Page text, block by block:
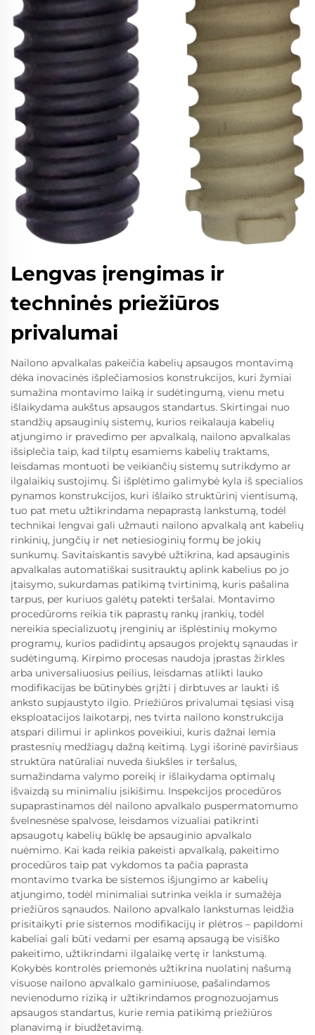
Lengvas įrengimas ir
techninės priežiūros
privalumai
Nailono apvalkalas pakeičia kabelių apsaugos montavimą
dėka inovacinės išplečiamosios konstrukcijos, kuri žymiai
sumažina montavimo laiką ir sudėtingumą, vienu metu
išlaikydama aukštus apsaugos standartus. Skirtingai nuo
standžių apsauginių sistemų, kurios reikalauja kabelių
atjungimo ir pravedimo per apvalkalą, nailono apvalkalas
išsiplečia taip, kad tilptų esamiems kabelių traktams,
leisdamas montuoti be veikiančių sistemų sutrikdymo ar
ilgalaikių sustojimų. Ši išplėtimo galimybė kyla iš specialios
pynamos konstrukcijos, kuri išlaiko struktūrinį vientisumą,
tuo pat metu užtikrindama nepaprastą lankstumą, todėl
technikai lengvai gali užmauti nailono apvalkalą ant kabelių
rinkinių, jungčių ir net netiesioginių formų be jokių
sunkumų. Savitaiskantis savybė užtikrina, kad apsauginis
apvalkalas automatiškai susitrauktų aplink kabelius po jo
įtaisymo, sukurdamas patikimą tvirtinimą, kuris pašalina
tarpus, per kuriuos galėtų patekti teršalai. Montavimo
procedūroms reikia tik paprastų rankų įrankių, todėl
nereikia specializuotų įrenginių ar išplėstinių mokymo
programų, kurios padidintų apsaugos projektų sąnaudas ir
sudėtingumą. Kirpimo procesas naudoja įprastas žirkles
arba universaliuosius peilius, leisdamas atlikti lauko
modifikacijas be būtinybės grįžti į dirbtuves ar laukti iš
anksto supjaustyto ilgio. Priežiūros privalumai tęsiasi visą
eksploatacijos laikotarpį, nes tvirta nailono konstrukcija
atspari dilimui ir aplinkos poveikiui, kuris dažnai lemia
prastesnių medžiagų dažną keitimą. Lygi išorinė paviršiaus
struktūra natūraliai nuveda šiukšles ir teršalus,
sumažindama valymo poreikį ir išlaikydama optimalų
išvaizdą su minimaliu įsikišimu. Inspekcijos procedūros
supaprastinamos dėl nailono apvalkalo puspermatomumo
švelnesnėse spalvose, leisdamos vizualiai patikrinti
apsaugotų kabelių būklę be apsauginio apvalkalo
nuėmimo. Kai kada reikia pakeisti apvalkalą, pakeitimo
procedūros taip pat vykdomos ta pačia paprasta
montavimo tvarka be sistemos išjungimo ar kabelių
atjungimo, todėl minimaliai sutrinka veikla ir sumažėja
priežiūros sąnaudos. Nailono apvalkalo lankstumas leidžia
prisitaikyti prie sistemos modifikacijų ir plėtros – papildomi
kabeliai gali būti vedami per esamą apsaugą be visiško
pakeitimo, užtikrindami ilgalaikę vertę ir lankstumą.
Kokybės kontrolės priemonės užtikrina nuolatinį našumą
visuose nailono apvalkalo gaminiuose, pašalindamos
nevienodumo riziką ir užtikrindamos prognozuojamus
apsaugos standartus, kurie remia patikimą priežiūros
planavimą ir biudžetavimą.